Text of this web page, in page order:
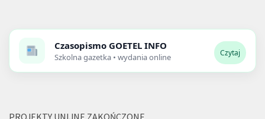
Czasopismo GOETEL INFO
Szkolna gazetka • wydania online Czytaj